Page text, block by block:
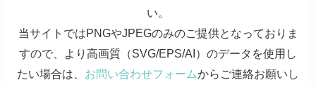
い。
当サイトではPNGやJPEGのみのご提供となっておりま
すので、より高画質（SVG/EPS/AI）のデータを使用し
たい場合は、 お問い合わせフォームからご連絡お願いし